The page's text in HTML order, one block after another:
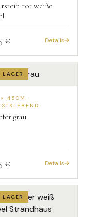
rot weiße
€ Details
LAGER
45CM ·
grau
€ Details
LAGER